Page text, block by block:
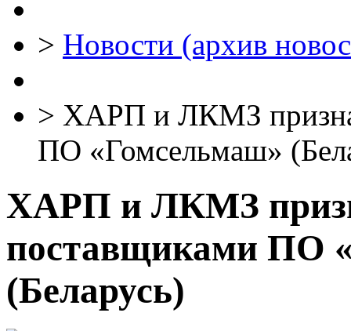
> Новости (архив
> ХАРП и ЛКМЗ
ПО «Гомсельмаш»
ХАРП и ЛКМЗ
поставщиками ПО
(Беларусь)